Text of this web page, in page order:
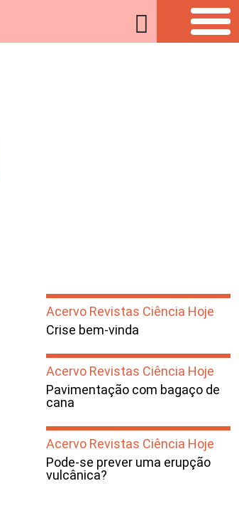
Acervo Revistas Ciência Hoje
Crise bem-vinda
Acervo Revistas Ciência Hoje
Pavimentação com bagaço de
cana
Acervo Revistas Ciência Hoje
Pode-se prever uma erupção
vulcânica?